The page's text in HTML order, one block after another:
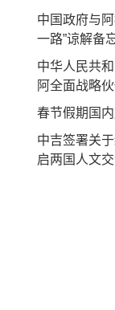
中国政府与
一路”谅解备
中华人民共
阿全面战略
春节假期国
中吉签署关
启两国人文